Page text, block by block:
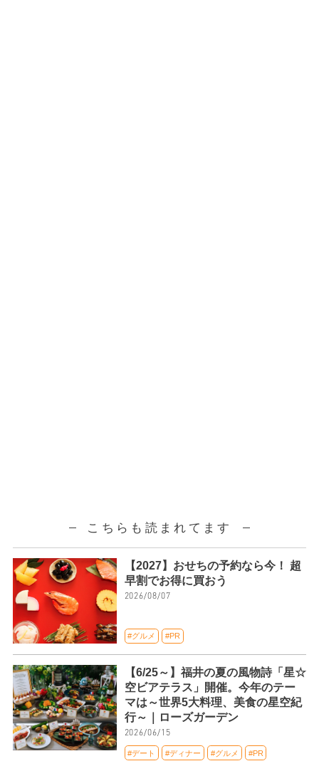
こちらも読まれてます
【2027】おせちの予約なら今！ 超
早割でお得に買おう
2026/08/07
#グルメ #PR
【6/25～】福井の夏の風物詩「星☆
空ビアテラス」開催。今年のテー
マは～世界5大料理、美食の星空紀
行～｜ローズガーデン
2026/06/15
#デート #ディナー #グルメ #PR